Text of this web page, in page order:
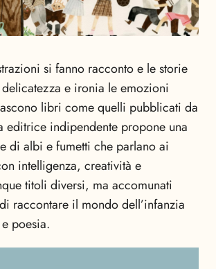
si fanno racconto e le storie
e ironia le emozioni
libri come quelli pubblicati da
editrice indipendente propone una
di albi e fumetti che parlano ai
intelligenza, creatività e
titoli diversi, ma accomunati
raccontare il mondo dell’infanzia
poesia.